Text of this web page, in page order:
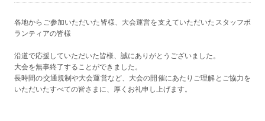
各地からご参加いただいた皆様、大会運営を支えていただいたスタッフボ
ランティアの皆様
沿道で応援していただいた皆様、誠にありがとうございました。
大会を無事終了することができました。
長時間の交通規制や大会運営など、大会の開催にあたりご理解とご協力を
いただいたすべての皆さまに、厚くお礼申し上げます。